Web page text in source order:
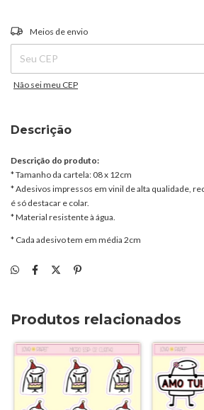
Entregas para o CEP:
Meios de envio
Não sei meu CEP
Descrição
Descrição do produto:
* Tamanho da cartela: 08 x 12cm
* Adesivos impressos em vinil de alta qualidade,
é só destacar e colar.
* Material resistente à água.
* Cada adesivo tem em média 2cm
Produtos relacionados